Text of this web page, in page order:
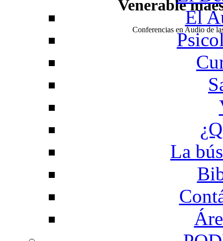
Venerable
Conferencias en Audio de
El
La